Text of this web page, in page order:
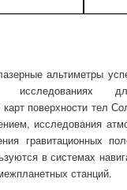
альтиметры
карт поверхности тел
исследования
гравитационных
в системах
станций.